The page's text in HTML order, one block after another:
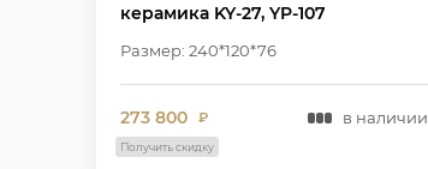
керамика KY-27, YP-107
Размер: 240*120*76
273 800 ₽ в наличии
Получить скидку